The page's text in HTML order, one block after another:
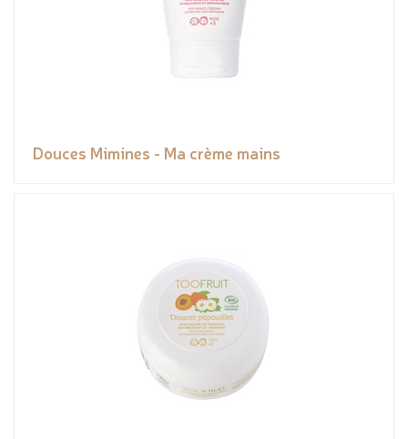
Douces Mimines - Ma crème mains